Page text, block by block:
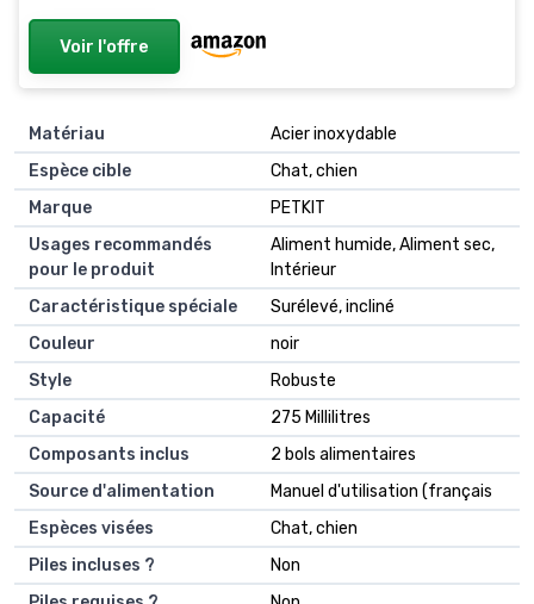
Voir l'offre
Matériau
Acier inoxydable
Espèce cible
Chat, chien
Marque
PETKIT
Usages recommandés
pour le produit
Aliment humide, Aliment sec,
Intérieur
Caractéristique spéciale
Surélevé, incliné
Couleur
noir
Style
Robuste
Capacité
275 Millilitres
Composants inclus
2 bols alimentaires
Source d'alimentation
Manuel d'utilisation (français
Espèces visées
Chat, chien
Piles incluses ?
Non